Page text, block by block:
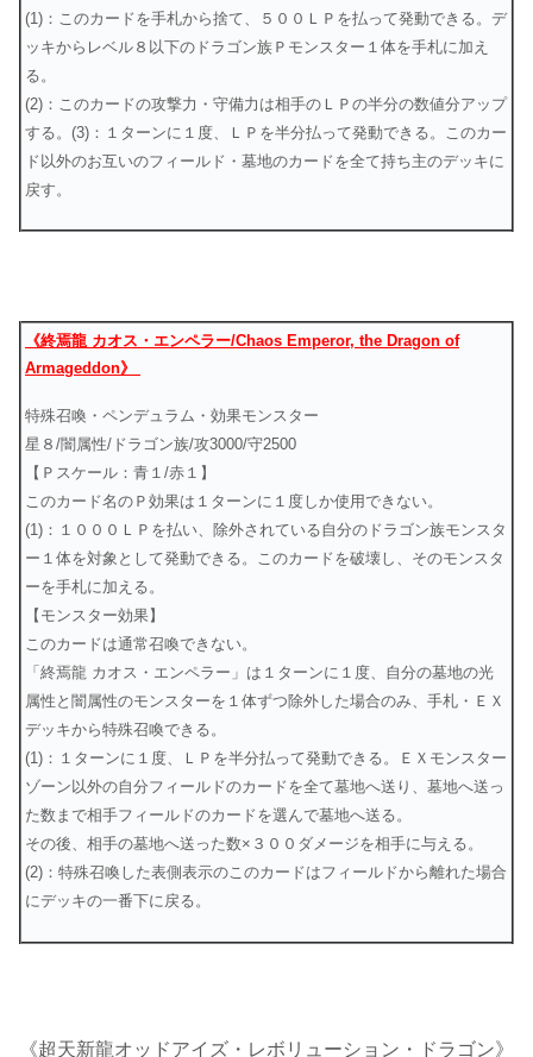
(1)：このカードを手札から捨て、５００ＬＰを払って発動できる。デ
ッキからレベル８以下のドラゴン族Ｐモンスター１体を手札に加え
る。
(2)：このカードの攻撃力・守備力は相手のＬＰの半分の数値分アップ
する。(3)：１ターンに１度、ＬＰを半分払って発動できる。このカー
ド以外のお互いのフィールド・墓地のカードを全て持ち主のデッキに
戻す。
《終焉龍 カオス・エンペラー/Chaos Emperor, the Dragon of
Armageddon》
特殊召喚・ペンデュラム・効果モンスター
星８/闇属性/ドラゴン族/攻3000/守2500
【Ｐスケール：青１/赤１】
このカード名のＰ効果は１ターンに１度しか使用できない。
(1)：１０００ＬＰを払い、除外されている自分のドラゴン族モンスタ
ー１体を対象として発動できる。このカードを破壊し、そのモンスタ
ーを手札に加える。
【モンスター効果】
このカードは通常召喚できない。
「終焉龍 カオス・エンペラー」は１ターンに１度、自分の墓地の光
属性と闇属性のモンスターを１体ずつ除外した場合のみ、手札・ＥＸ
デッキから特殊召喚できる。
(1)：１ターンに１度、ＬＰを半分払って発動できる。ＥＸモンスター
ゾーン以外の自分フィールドのカードを全て墓地へ送り、墓地へ送っ
た数まで相手フィールドのカードを選んで墓地へ送る。
その後、相手の墓地へ送った数×３００ダメージを相手に与える。
(2)：特殊召喚した表側表示のこのカードはフィールドから離れた場合
にデッキの一番下に戻る。
《超天新龍オッドアイズ・レボリューション・ドラゴン》